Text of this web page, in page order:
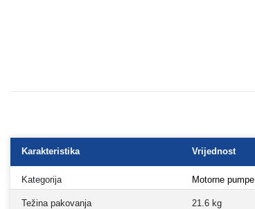
Karakteristika Vrijednost
Kategorija Motorne pumpe
Težina pakovanja 21.6 kg